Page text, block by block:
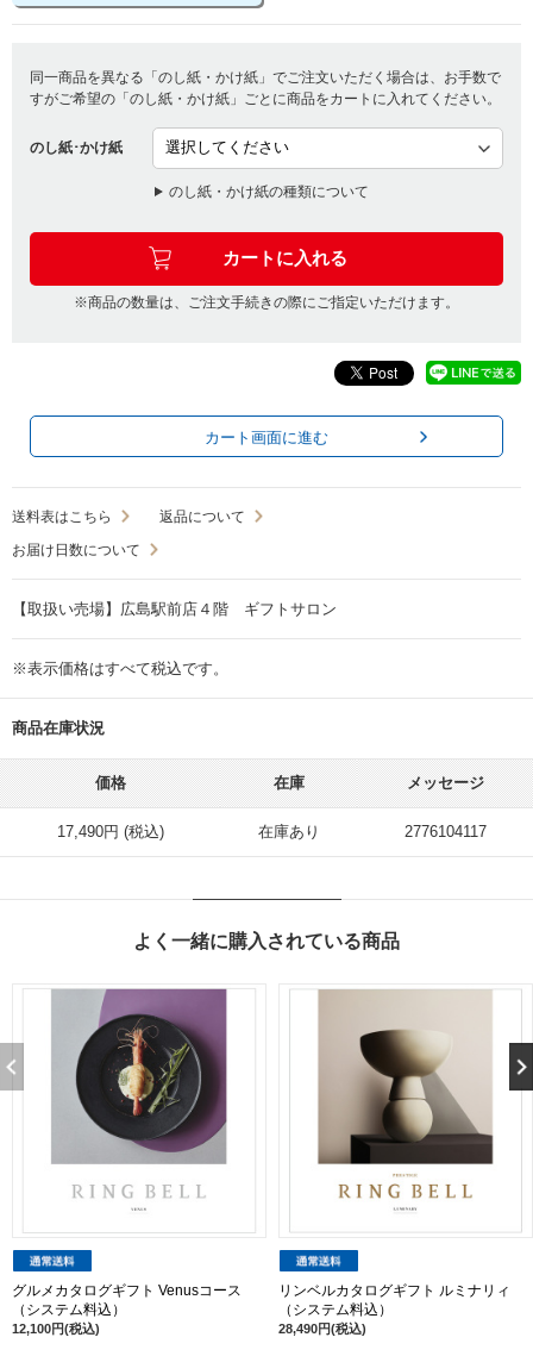
同一商品を異なる「のし紙・かけ紙」でご注文いただく場合は、お手数で
すがご希望の「のし紙・かけ紙」ごとに商品をカートに入れてください。
のし紙･かけ紙
のし紙・かけ紙の種類について
※商品の数量は、ご注文手続きの際にご指定いただけます。
カート画面に進む
送料表はこちら
返品について
お届け日数について
【取扱い売場】広島駅前店４階 ギフトサロン
※表示価格はすべて税込です。
商品在庫状況
価格 在庫 メッセージ
17,490円 (税込) 在庫あり 2776104117
よく一緒に購入されている商品
グルメカタログギフト Venusコース
（システム料込）
12,100円(税込)
リンベルカタログギフト ルミナリィ
（システム料込）
28,490円(税込)